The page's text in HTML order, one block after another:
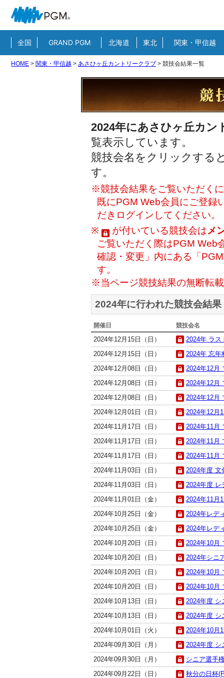
全国 GRAND PGM 北海道 東北 関東・甲信越
HOME > 関東・甲信越 > あさひヶ丘カントリークラブ > 競技会結果一覧
2024年にあさひヶ丘カン
覧表示しています。
競技会名をクリックする
す。
※競技会結果をご覧いただく
既にPGM Web会員にご登録
だきログインしてください。
※
が付いている競技会はメ
ご覧いただく際はPGM Web
確認・変更」内にある「
す。
※当ページ競技結果の無断転
2024年に行われた競技会結果
開催日 競技会名
2024年12月15日（日）
2024年 ラス
2024年12月15日（日）
2024年 忘年
2024年12月08日（日）
2024年12月
2024年12月08日（日）
2024年12月
2024年12月08日（日）
2024年12月
2024年12月01日（日）
2024年12月
2024年11月17日（日）
2024年11月
2024年11月17日（日）
2024年11月
2024年11月17日（日）
2024年11月
2024年11月03日（日）
2024年度 文
2024年11月03日（日）
2024年度 レ
2024年11月01日（金）
2024年11月
2024年10月25日（金）
2024年レデ
2024年10月25日（金）
2024年レデ
2024年10月20日（日）
2024年10月
2024年10月20日（日）
2024年シニ
2024年10月20日（日）
2024年10月
2024年10月20日（日）
2024年10月
2024年10月13日（日）
2024年度 シ
2024年10月13日（日）
2024年度 シ
2024年10月01日（火）
2024年10月
2024年09月30日（月）
2024年度 シ
2024年09月30日（月）
シニア選手
2024年09月22日（日）
秋分の日杯